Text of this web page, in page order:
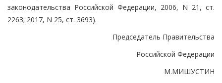
законодательства Российской Федерации, 2006, N 21, ст.
2263; 2017, N 25, ст. 3693).
Председатель Правительства
Российской Федерации
М.МИШУСТИН